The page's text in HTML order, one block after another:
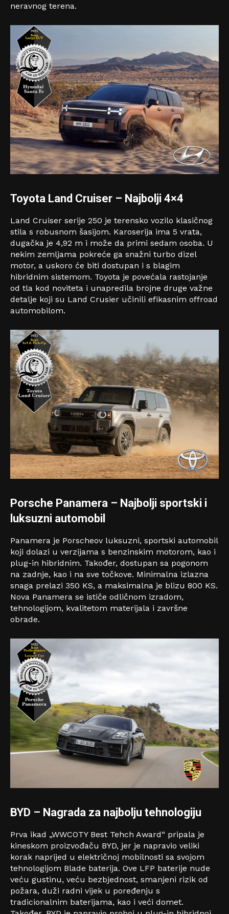
neravnog terena.
Toyota Land Cruiser – Najbolji 4×4
Land Cruiser serije 250 je terensko vozilo klasičnog
stila s robusnom šasijom. Karoserija ima 5 vrata,
dugačka je 4,92 m i može da primi sedam osoba. U
nekim zemljama pokreće ga snažni turbo dizel
motor, a uskoro će biti dostupan i s blagim
hibridnim sistemom. Toyota je povećala rastojanje
od tla kod noviteta i unapredila brojne druge važne
detalje koji su Land Crusier učinili efikasnim offroad
automobilom.
Porsche Panamera – Najbolji sportski i
luksuzni automobil
Panamera je Porscheov luksuzni, sportski automobil
koji dolazi u verzijama s benzinskim motorom, kao i
plug-in hibridnim. Također, dostupan sa pogonom
na zadnje, kao i na sve točkove. Minimalna izlazna
snaga prelazi 350 KS, a maksimalna je blizu 800 KS.
Nova Panamera se ističe odličnom izradom,
tehnologijom, kvalitetom materijala i završne
obrade.
BYD – Nagrada za najbolju tehnologiju
Prva ikad „WWCOTY Best Tehch Award“ pripala je
kineskom proizvođaču BYD, jer je napravio veliki
korak naprijed u električnoj mobilnosti sa svojom
tehnologijom Blade baterija. Ove LFP baterije nude
veću gustinu, veću bezbjednost, smanjeni rizik od
požara, duži radni vijek u poređenju s
tradicionalnim baterijama, kao i veći domet.